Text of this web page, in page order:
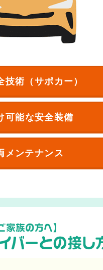
技術（サポカー）
可能な安全装備
メンテナンス